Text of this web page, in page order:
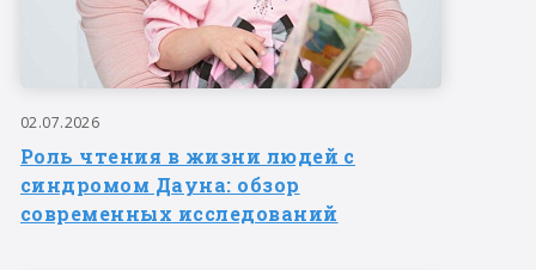
02.07.2026
Роль чтения в жизни людей с
синдромом Дауна: обзор
современных исследований